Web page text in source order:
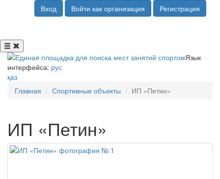
Вход Войти как организация Регистрация
Язык
интерфейса: рус
қаз
Главная
Спортивные объекты ИП «Петин»
ИП «Петин»